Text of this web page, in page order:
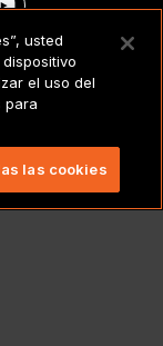
LLC.
usted
el uso del
para
las cookies